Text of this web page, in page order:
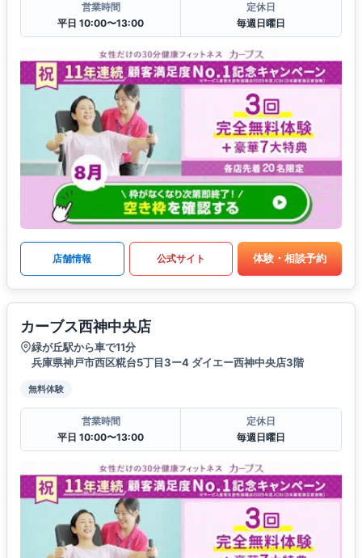
営業時間
平日 10:00〜13:00
定休日
毎週日曜日
店舗情報 公式サイト 体験・相談予約
カーブス西神中央店
緑が丘駅から車で11分
兵庫県神戸市西区糀台5丁目3ー4 ダイエー西神中央店3階
無料体験
営業時間
平日 10:00〜13:00
定休日
毎週日曜日